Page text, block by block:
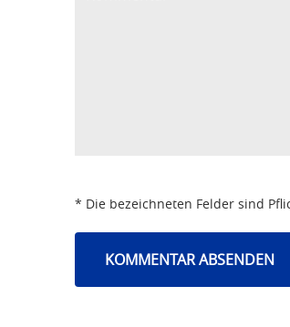
* Die bezeichneten Felder sind